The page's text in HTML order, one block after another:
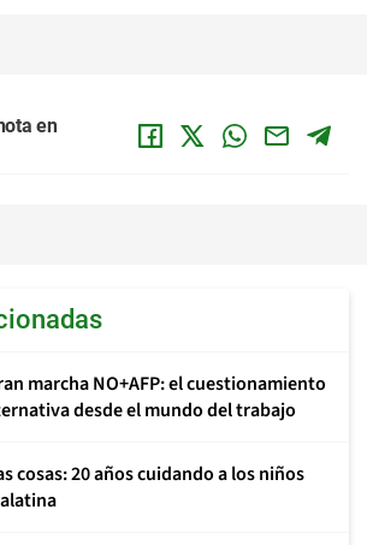
en
marcha NO+AFP: el cuestionamiento
desde el mundo del trabajo
cosas: 20 años cuidando a los niños